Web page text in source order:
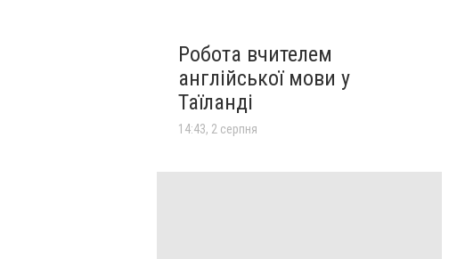
Робота вчителем
англійської мови у
Таїланді
14:43, 2 серпня